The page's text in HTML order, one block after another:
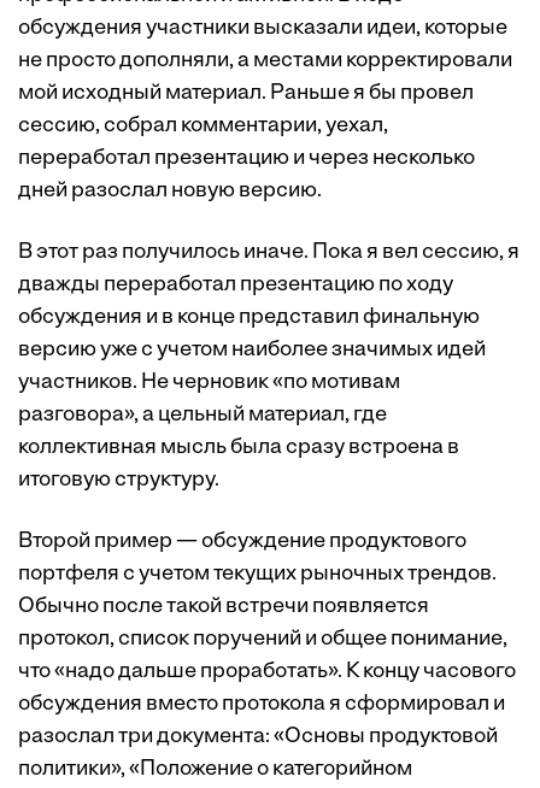
обсуждения участники высказали идеи, которые
не просто дополняли, а местами корректировали
мой исходный материал. Раньше я бы провел
сессию, собрал комментарии, уехал,
переработал презентацию и через несколько
дней разослал новую версию.
В этот раз получилось иначе. Пока я вел сессию, я
дважды переработал презентацию по ходу
обсуждения и в конце представил финальную
версию уже с учетом наиболее значимых идей
участников. Не черновик «по мотивам
разговора», а цельный материал, где
коллективная мысль была сразу встроена в
итоговую структуру.
Второй пример — обсуждение продуктового
портфеля с учетом текущих рыночных трендов.
Обычно после такой встречи появляется
протокол, список поручений и общее понимание,
что «надо дальше проработать». К концу часового
обсуждения вместо протокола я сформировал и
разослал три документа: «Основы продуктовой
политики», «Положение о категорийном